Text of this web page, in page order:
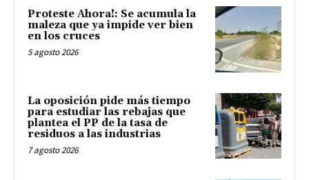
Proteste Ahora!: Se acumula la
maleza que ya impide ver bien
en los cruces
5 agosto 2026
La oposición pide más tiempo
para estudiar las rebajas que
plantea el PP de la tasa de
residuos a las industrias
7 agosto 2026